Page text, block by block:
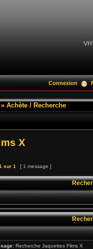
Connexion
» Achète / Recherche
X
sur 1 [ 1 message ]
Recherche Jaquettes Films X